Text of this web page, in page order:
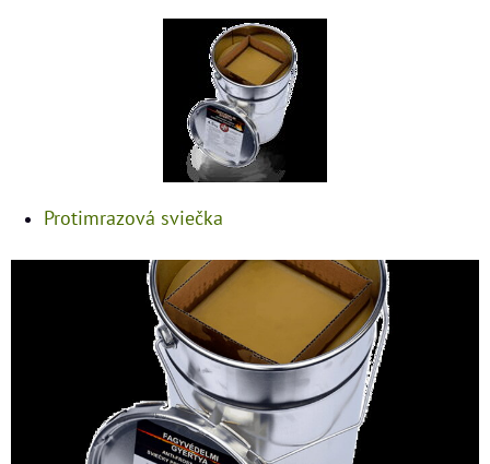
Protimrazová sviečka